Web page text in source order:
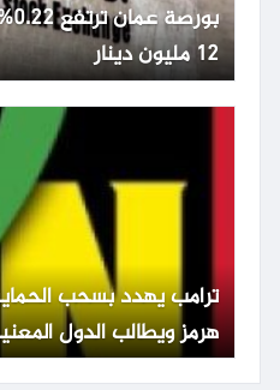
12 مليون دينار
ترامب يهدد بسحب
هرمز ويطالب الدول